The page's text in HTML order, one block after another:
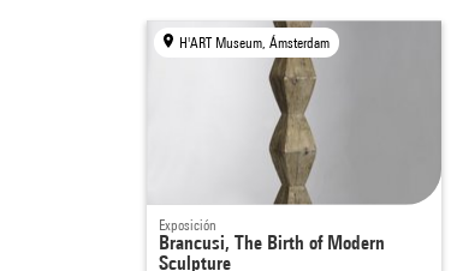
H'ART Museum, Ámsterdam
Exposición
Brancusi, The Birth of Modern
Sculpture